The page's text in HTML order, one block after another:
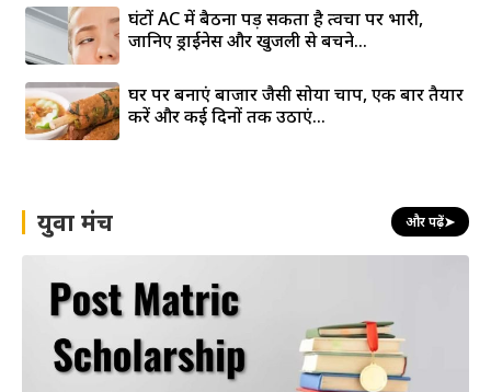
घंटों AC में बैठना पड़ सकता है त्वचा पर भारी,
जानिए ड्राईनेस और खुजली से बचने...
घर पर बनाएं बाजार जैसी सोया चाप, एक बार तैयार
करें और कई दिनों तक उठाएं...
युवा मंच और पढ़ें➤